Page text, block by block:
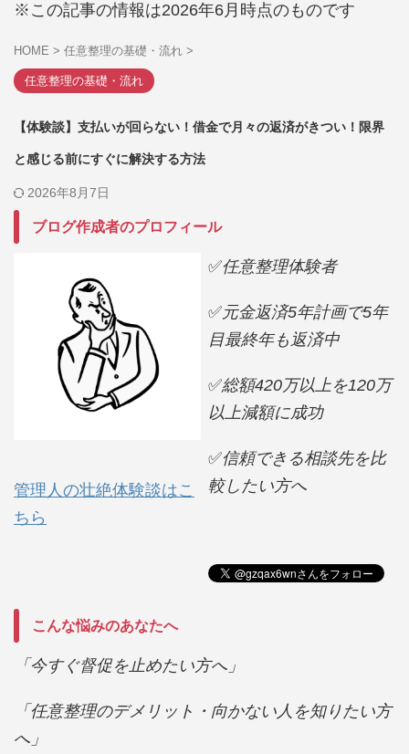
※この記事の情報は2026年6月時点のものです
HOME > 任意整理の基礎・流れ >
任意整理の基礎・流れ
【体験談】支払いが回らない！借金で月々の返済がきつい！限界
と感じる前にすぐに解決する方法
2026年8月7日
ブログ作成者のプロフィール
管理人の壮絶体験談はこ
ちら
✅任意整理体験者
✅元金返済5年計画で5年
目最終年も返済中
✅総額420万以上を120万
以上減額に成功
✅信頼できる相談先を比
較したい方へ
こんな悩みのあなたへ
「今すぐ督促を止めたい方へ」
「任意整理のデメリット・向かない人を知りたい方
へ」